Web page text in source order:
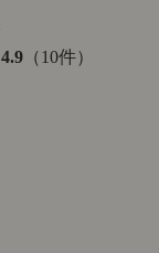
4.9 （10件）